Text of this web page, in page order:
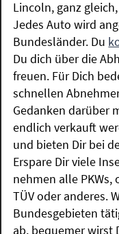
Lincoln, ganz
Jedes Auto wird
Bundesländer. Du
Du dich über die
freuen. Für Dich
schnellen
Gedanken darüber
endlich verkauft
und bieten Dir bei
Erspare Dir viele
nehmen alle
TÜV oder anderes.
Bundesgebieten
ab, bequemer wirst